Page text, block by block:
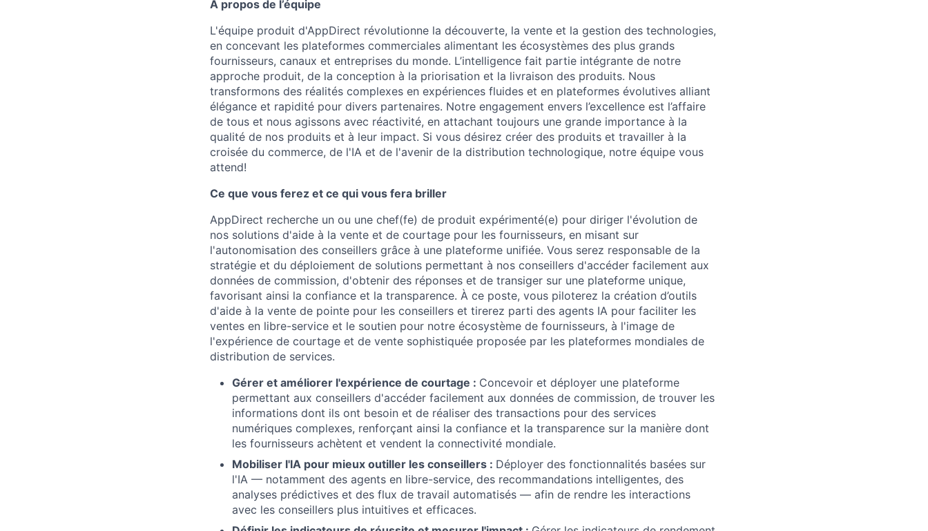
À propos de l’équipe
L'équipe produit d'AppDirect révolutionne la découverte, la vente et la gestion des technologies,
en concevant les plateformes commerciales alimentant les écosystèmes des plus grands
fournisseurs, canaux et entreprises du monde. L’intelligence fait partie intégrante de notre
approche produit, de la conception à la priorisation et la livraison des produits. Nous
transformons des réalités complexes en expériences fluides et en plateformes évolutives alliant
élégance et rapidité pour divers partenaires. Notre engagement envers l’excellence est l’affaire
de tous et nous agissons avec réactivité, en attachant toujours une grande importance à la
qualité de nos produits et à leur impact. Si vous désirez créer des produits et travailler à la
croisée du commerce, de l'IA et de l'avenir de la distribution technologique, notre équipe vous
attend!
Ce que vous ferez et ce qui vous fera briller
AppDirect recherche un ou une chef(fe) de produit expérimenté(e) pour diriger l'évolution de
nos solutions d'aide à la vente et de courtage pour les fournisseurs, en misant sur
l'autonomisation des conseillers grâce à une plateforme unifiée. Vous serez responsable de la
stratégie et du déploiement de solutions permettant à nos conseillers d'accéder facilement aux
données de commission, d'obtenir des réponses et de transiger sur une plateforme unique,
favorisant ainsi la confiance et la transparence. À ce poste, vous piloterez la création d’outils
d'aide à la vente de pointe pour les conseillers et tirerez parti des agents IA pour faciliter les
ventes en libre-service et le soutien pour notre écosystème de fournisseurs, à l'image de
l'expérience de courtage et de vente sophistiquée proposée par les plateformes mondiales de
distribution de services.
Gérer et améliorer l'expérience de courtage : Concevoir et déployer une plateforme
permettant aux conseillers d'accéder facilement aux données de commission, de trouver les
informations dont ils ont besoin et de réaliser des transactions pour des services
numériques complexes, renforçant ainsi la confiance et la transparence sur la manière dont
les fournisseurs achètent et vendent la connectivité mondiale.
Mobiliser l'IA pour mieux outiller les conseillers : Déployer des fonctionnalités basées sur
l'IA — notamment des agents en libre-service, des recommandations intelligentes, des
analyses prédictives et des flux de travail automatisés — afin de rendre les interactions
avec les conseillers plus intuitives et efficaces.